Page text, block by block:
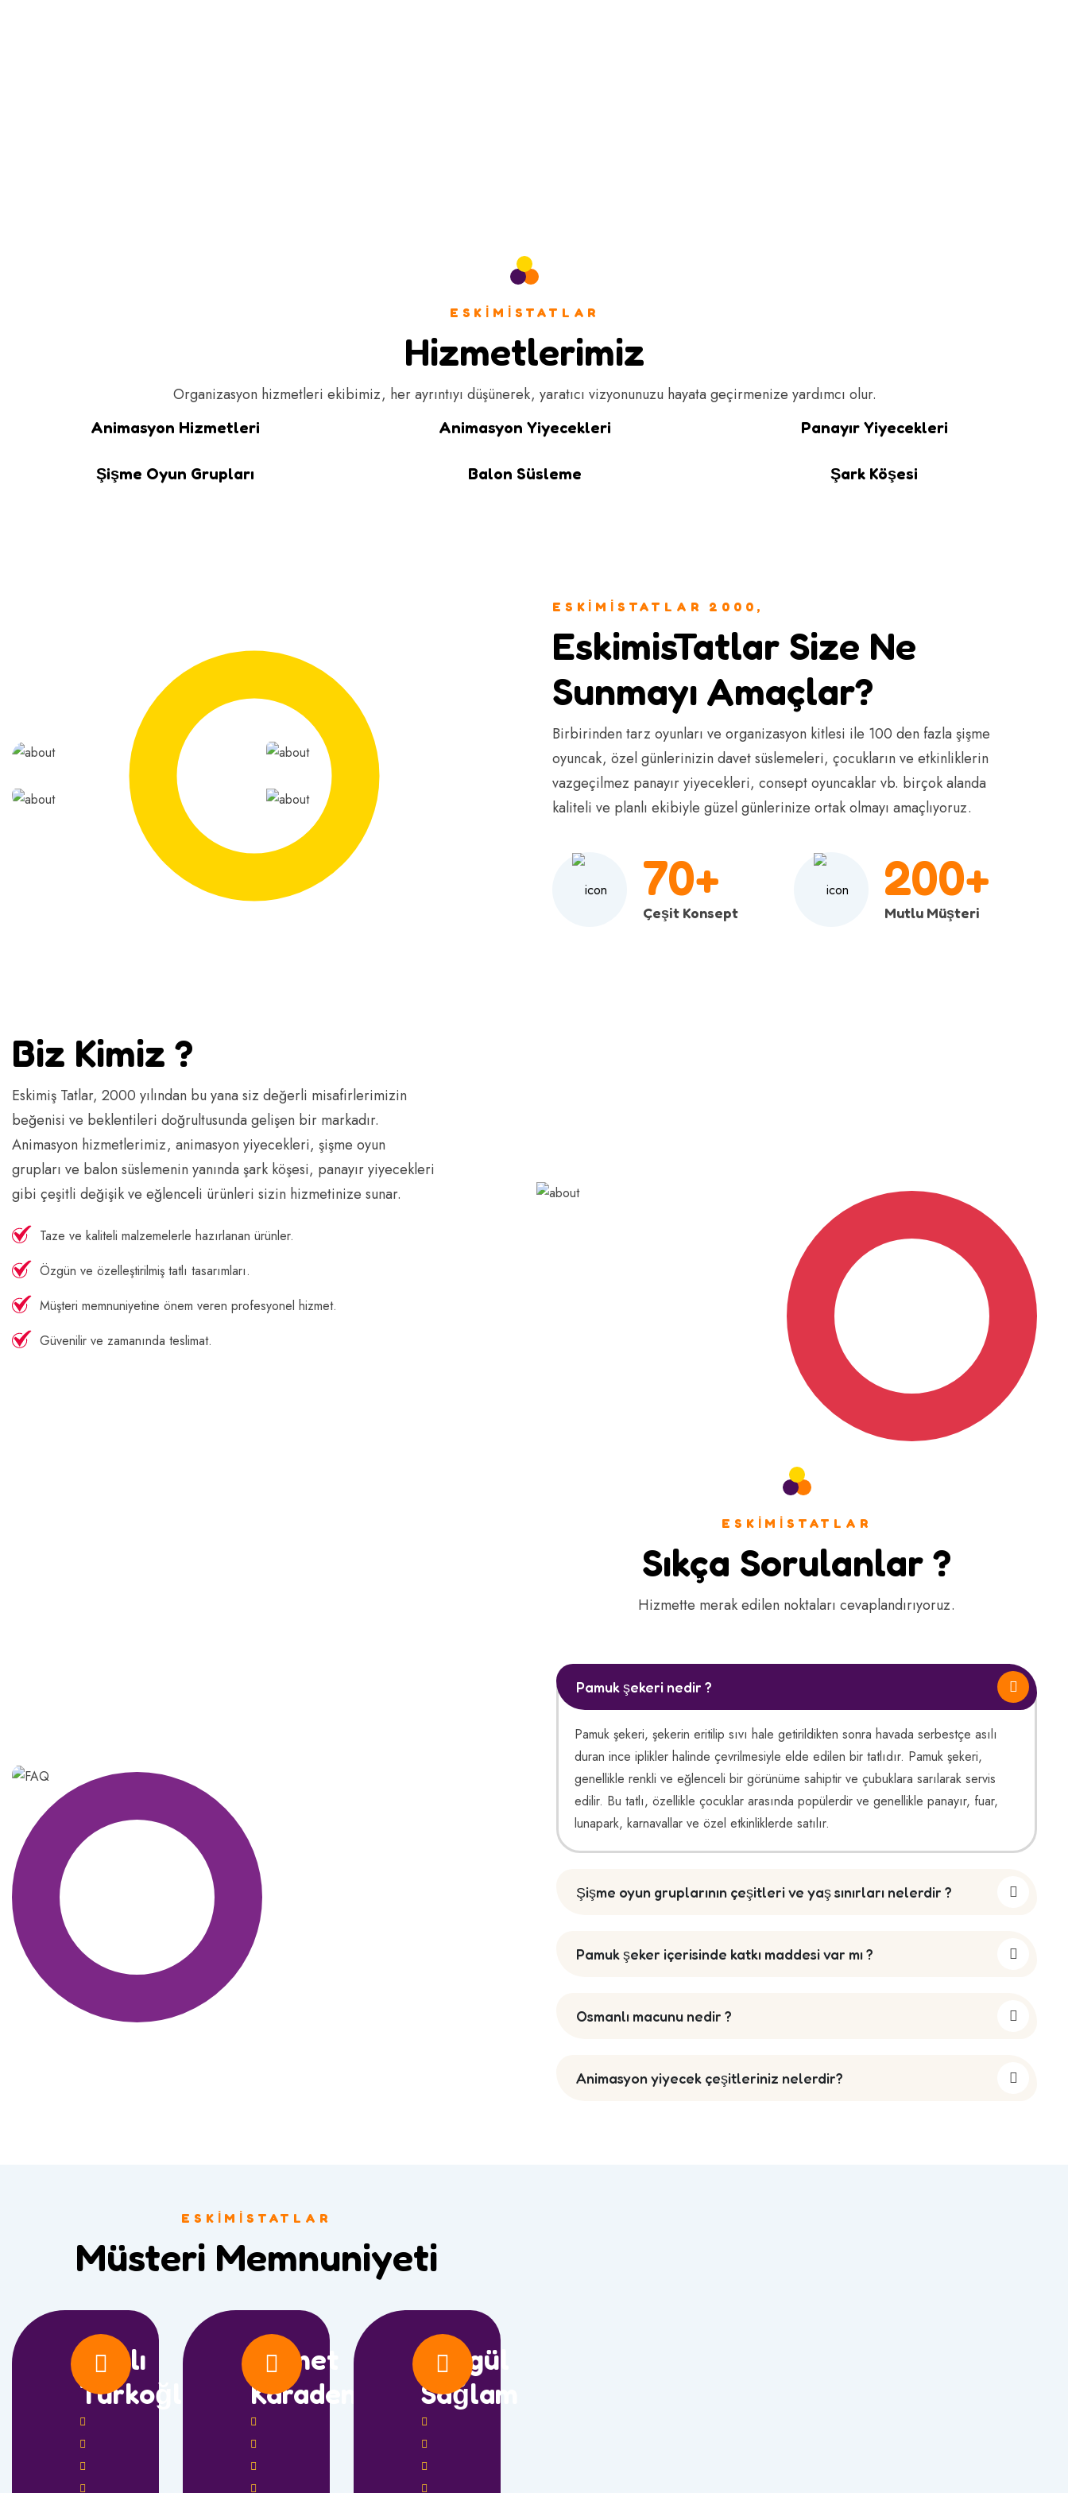
ESKIMISTATLAR
Hizmetlerimiz
Organizasyon hizmetleri ekibimiz, her ayrıntıyı düşünerek, yaratıcı vizyonunuzu hayata geçirmenize yardımcı olur.
Animasyon Hizmetleri Animasyon Yiyecekleri Panayır Yiyecekleri
Şişme Oyun Grupları Balon Süsleme Şark Köşesi
ESKIMISTATLAR 2000,
EskimisTatlar Size Ne
Sunmayı Amaçlar?
Birbirinden tarz oyunları ve organizasyon kitlesi ile 100 den fazla şişme
oyuncak, özel günlerinizin davet süslemeleri, çocukların ve etkinliklerin
vazgeçilmez panayır yiyecekleri, consept oyuncaklar vb. birçok alanda
kaliteli ve planlı ekibiyle güzel günlerinize ortak olmayı amaçlıyoruz.
70+
Çeşit Konsept
200+
Mutlu Müşteri
Biz Kimiz ?
Eskimiş Tatlar, 2000 yılından bu yana siz değerli misafirlerimizin
beğenisi ve beklentileri doğrultusunda gelişen bir markadır.
Animasyon hizmetlerimiz, animasyon yiyecekleri, şişme oyun
grupları ve balon süslemenin yanında şark köşesi, panayır yiyecekleri
gibi çeşitli değişik ve eğlenceli ürünleri sizin hizmetinize sunar.
Taze ve kaliteli malzemelerle hazırlanan ürünler.
Özgün ve özelleştirilmiş tatlı tasarımları.
Müşteri memnuniyetine önem veren profesyonel hizmet.
Güvenilir ve zamanında teslimat.
ESKIMISTATLAR
Sıkça Sorulanlar ?
Hizmette merak edilen noktaları cevaplandırıyoruz.
Pamuk şekeri nedir ?
Pamuk şekeri, şekerin eritilip sıvı hale getirildikten sonra havada serbestçe asılı
duran ince iplikler halinde çevrilmesiyle elde edilen bir tatlıdır. Pamuk şekeri,
genellikle renkli ve eğlenceli bir görünüme sahiptir ve çubuklara sarılarak servis
edilir. Bu tatlı, özellikle çocuklar arasında popülerdir ve genellikle panayır, fuar,
lunapark, karnavallar ve özel etkinliklerde satılır.
Şişme oyun gruplarının çeşitleri ve yaş sınırları nelerdir ?
Pamuk şeker içerisinde katkı maddesi var mı ?
Osmanlı macunu nedir ?
Animasyon yiyecek çeşitleriniz nelerdir?
ESKIMISTATLAR
Müsteri Memnuniyeti
Nazlı
Türkoğlu
Ahmet
Karadeniz
Songül
Sağlam